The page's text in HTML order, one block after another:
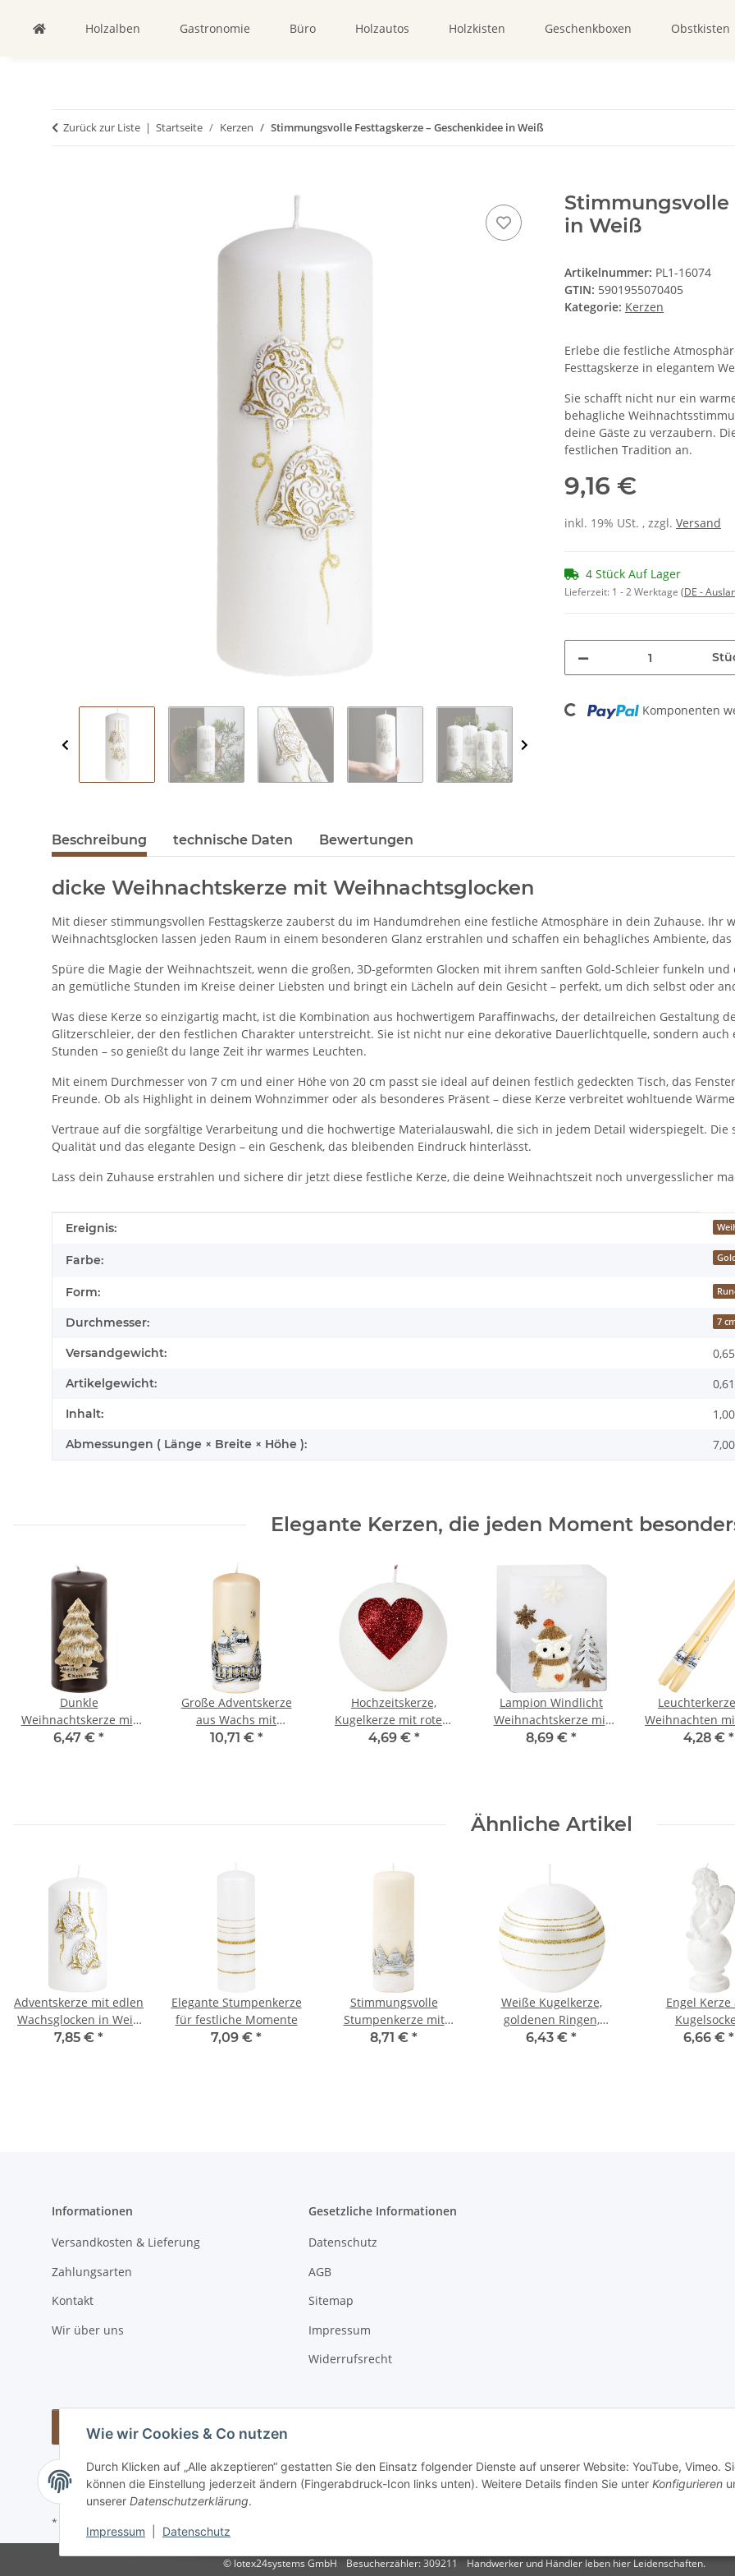
Wie wir Cookies & Co nutzen
Durch Klicken auf „Alle akzeptieren“ gestatten Sie den Einsatz folgender Dienste auf unserer Website: YouTube, Vimeo.
können die Einstellung jederzeit ändern (Fingerabdruck-Icon links unten). Weitere Details finden Sie unter Konfigurieren
unserer Datenschutzerklärung.
Impressum Datenschutz
Holzalben Gastronomie Büro Holzautos Holzkisten Geschenkboxen Obstkisten
Zurück zur Liste Startseite Kerzen Stimmungsvolle Festtagskerze – Geschenkidee in Weiß
Stimmungsvolle
in Weiß
Artikelnummer: PL1-16074
GTIN: 5901955070405
Kategorie: Kerzen
Erlebe die festliche
Festtagskerze in elegantem
Sie schafft nicht nur ein
behagliche
deine Gäste zu verzaubern.
festlichen Tradition an.
9,16 €
inkl. 19% USt. , zzgl. Versand
4 Stück Auf Lager
Lieferzeit: 1 - 2 Werktage (DE -
Loading... Komponenten
Beschreibung technische Daten Bewertungen
dicke Weihnachtskerze mit Weihnachtsglocken
Mit dieser stimmungsvollen Festtagskerze zauberst du im Handumdrehen eine festliche Atmosphäre in dein Zuhause. Ihr
Weihnachtsglocken lassen jeden Raum in einem besonderen Glanz erstrahlen und schaffen ein behagliches Ambiente,
Spüre die Magie der Weihnachtszeit, wenn die großen, 3D-geformten Glocken mit ihrem sanften Gold-Schleier funkeln
an gemütliche Stunden im Kreise deiner Liebsten und bringt ein Lächeln auf dein Gesicht – perfekt, um dich selbst oder
Was diese Kerze so einzigartig macht, ist die Kombination aus hochwertigem Paraffinwachs, der detailreichen Gestaltung
Glitzerschleier, der den festlichen Charakter unterstreicht. Sie ist nicht nur eine dekorative Dauerlichtquelle, sondern
Stunden – so genießt du lange Zeit ihr warmes Leuchten.
Mit einem Durchmesser von 7 cm und einer Höhe von 20 cm passt sie ideal auf deinen festlich gedeckten Tisch, das
Freunde. Ob als Highlight in deinem Wohnzimmer oder als besonderes Präsent – diese Kerze verbreitet wohltuende
Vertraue auf die sorgfältige Verarbeitung und die hochwertige Materialauswahl, die sich in jedem Detail widerspiegelt.
Qualität und das elegante Design – ein Geschenk, das bleibenden Eindruck hinterlässt.
Lass dein Zuhause erstrahlen und sichere dir jetzt diese festliche Kerze, die deine Weihnachtszeit noch unvergesslicher
Produkteigenschaft
Wert
Ereignis:
Farbe:
Form:
Durchmesser: 7
Versandgewicht:
Artikelgewicht: 0,61
Inhalt:
Abmessungen ( Länge × Breite × Höhe ):
Elegante Kerzen, die jeden Moment
Dunkle
Weihnachtskerze mit
goldenem
6,47 € *
Große Adventskerze
aus Wachs mit
Weihnachtsmotiv aus
10,71 € *
Hochzeitskerze,
Kugelkerze mit rotem
Herz als Liebesbeweis
4,69 € *
Lampion Windlicht
Weihnachtskerze mit
Eulenmotiv und
8,69 € *
Weihnachten
aus Wachs,
4,28 € *
Ähnliche Artikel
Adventskerze mit edlen
Wachsglocken in Weiß
und Gold
7,85 € *
Elegante Stumpenkerze
für festliche Momente
7,09 € *
Stimmungsvolle
Stumpenkerze mit
Tannenmotiv, 7x20 cm
8,71 € *
Weiße Kugelkerze,
goldenen Ringen,
Weihnachtskugelkerze
6,43 € *
Engel Kerze
6,66 € *
Informationen
Versandkosten & Lieferung
Zahlungsarten
Kontakt
Wir über uns
Gesetzliche Informationen
Datenschutz
AGB
Sitemap
Impressum
Widerrufsrecht
Vertrag widerrufen
* Alle Preise inkl. gesetzlicher USt., zzgl.
© lotex24systems GmbH Besucherzähler: 309211 Handwerker und Händler leben hier Leidenschaften.